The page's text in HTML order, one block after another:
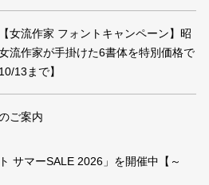
女流作家 フォントキャンペーン】昭
流作家が手掛けた6書体を特別価格で
13まで】
ご案内
ト サマーSALE 2026」を開催中【～